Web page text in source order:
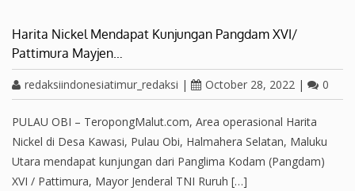
Harita Nickel Mendapat Kunjungan Pangdam XVI/
Pattimura Mayjen…
redaksiindonesiatimur_redaksi | October 28, 2022 | 0
PULAU OBI – TeropongMalut.com, Area operasional Harita
Nickel di Desa Kawasi, Pulau Obi, Halmahera Selatan, Maluku
Utara mendapat kunjungan dari Panglima Kodam (Pangdam)
XVI / Pattimura, Mayor Jenderal TNI Ruruh […]